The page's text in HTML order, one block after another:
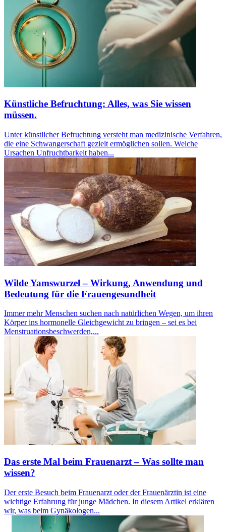
Künstliche Befruchtung: Alles, was Sie wissen
müssen.
Unter künstlicher Befruchtung versteht man medizinische Verfahren,
die eine Schwangerschaft gezielt ermöglichen sollen. Welche
Ursachen Unfruchtbarkeit haben...
Wilde Yamswurzel – Wirkung, Anwendung und
Bedeutung für die Frauengesundheit
Immer mehr Menschen suchen nach natürlichen Wegen, um ihren
Körper ins hormonelle Gleichgewicht zu bringen – sei es bei
Menstruationsbeschwerden,...
Das erste Mal beim Frauenarzt – Was sollte man
wissen?
Der erste Besuch beim Frauenarzt oder der Frauenärztin ist eine
wichtige Erfahrung für junge Mädchen. In diesem Artikel erklären
wir, was beim Gynäkologen...